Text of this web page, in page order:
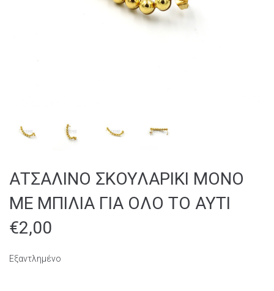
ΑΤΣΑΛΙΝΟ ΣΚΟΥΛΑΡΙΚΙ ΜΟΝΟ
ΜΕ ΜΠΙΛΙΑ ΓΙΑ ΟΛΟ ΤΟ ΑΥΤΙ
€2,00
Εξαντλημένο